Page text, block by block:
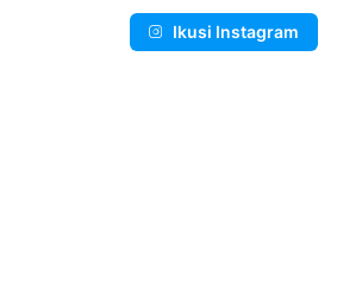
Ikusi Instagram